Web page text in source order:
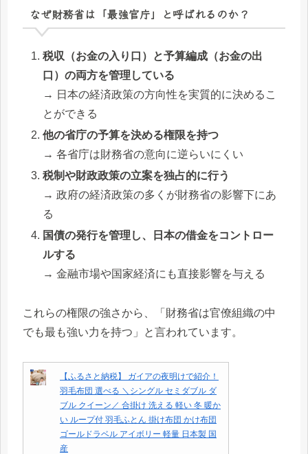
なぜ財務省は「最強官庁」と呼ばれるのか？
税収（お金の入り口）と予算編成（お金の出
口）の両方を管理している
→ 日本の経済政策の方向性を実質的に決めるこ
とができる
他の省庁の予算を決める権限を持つ
→ 各省庁は財務省の意向に逆らいにくい
税制や財政政策の立案を独占的に行う
→ 政府の経済政策の多くが財務省の影響下にあ
る
国債の発行を管理し、日本の借金をコントロー
ルする
→ 金融市場や国家経済にも直接影響を与える
これらの権限の強さから、「財務省は官僚組織の中
でも最も強い力を持つ」と言われています。
【ふるさと納税】 ガイアの夜明けで紹介！
羽毛布団 選べる ＼シングル セミダブル ダ
ブル クイーン／ 合掛け 洗える 軽い 冬 暖か
い ループ付 羽毛ふとん 掛け布団 かけ布団
ゴールドラベル アイボリー 軽量 日本製 国
産